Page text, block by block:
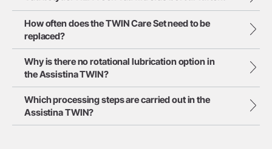
How often does the TWIN Care Set need to be
replaced?
Why is there no rotational lubrication option in
the Assistina TWIN?
Which processing steps are carried out in the
Assistina TWIN?